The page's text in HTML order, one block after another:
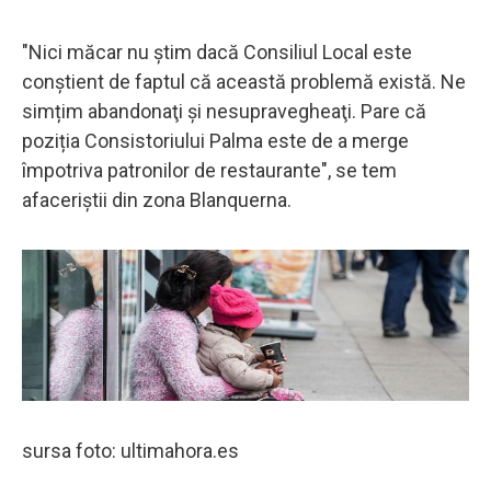
"Nici măcar nu știm dacă Consiliul Local este
conștient de faptul că această problemă există. Ne
simțim abandonaţi și nesupravegheaţi. Pare că
poziția Consistoriului Palma este de a merge
împotriva patronilor de restaurante", se tem
afaceriştii din zona Blanquerna.
sursa foto: ultimahora.es